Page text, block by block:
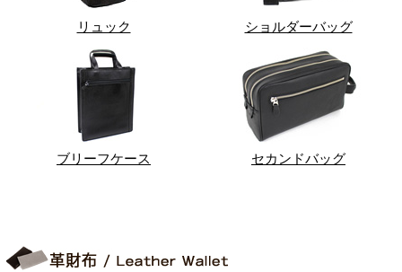
リュック ショルダーバッグ
ブリーフケース セカンドバッグ